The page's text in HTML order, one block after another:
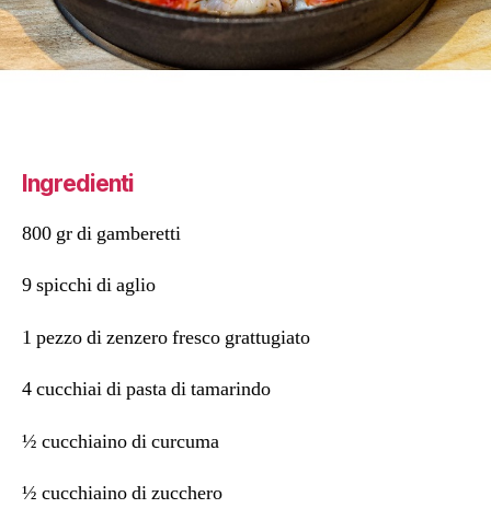
Ingredienti
800 gr di gamberetti
9 spicchi di aglio
1 pezzo di zenzero fresco grattugiato
4 cucchiai di pasta di tamarindo
½ cucchiaino di curcuma
½ cucchiaino di zucchero